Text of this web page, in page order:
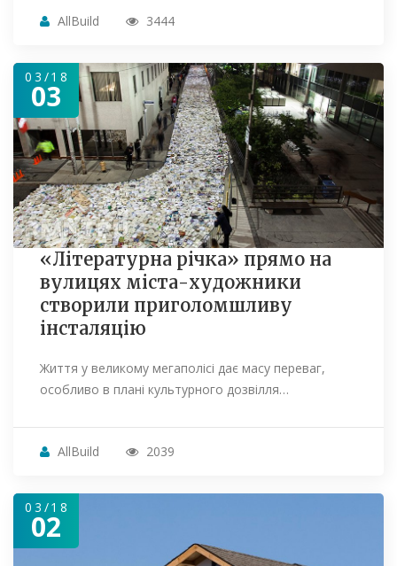
AllBuild 3444
03/18
03
«Літературна річка» прямо на
вулицях міста-художники
створили приголомшливу
інсталяцію
Життя у великому мегаполісі дає масу переваг,
особливо в плані культурного дозвілля…
AllBuild 2039
03/18
02